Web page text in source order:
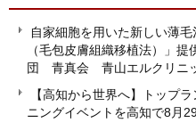
自家細胞を用いた新しい薄
（毛包皮膚組織移植法）」
団 青真会 青山エルクリニッ
【高知から世界へ】トップ
ニングイベントを高知で8月